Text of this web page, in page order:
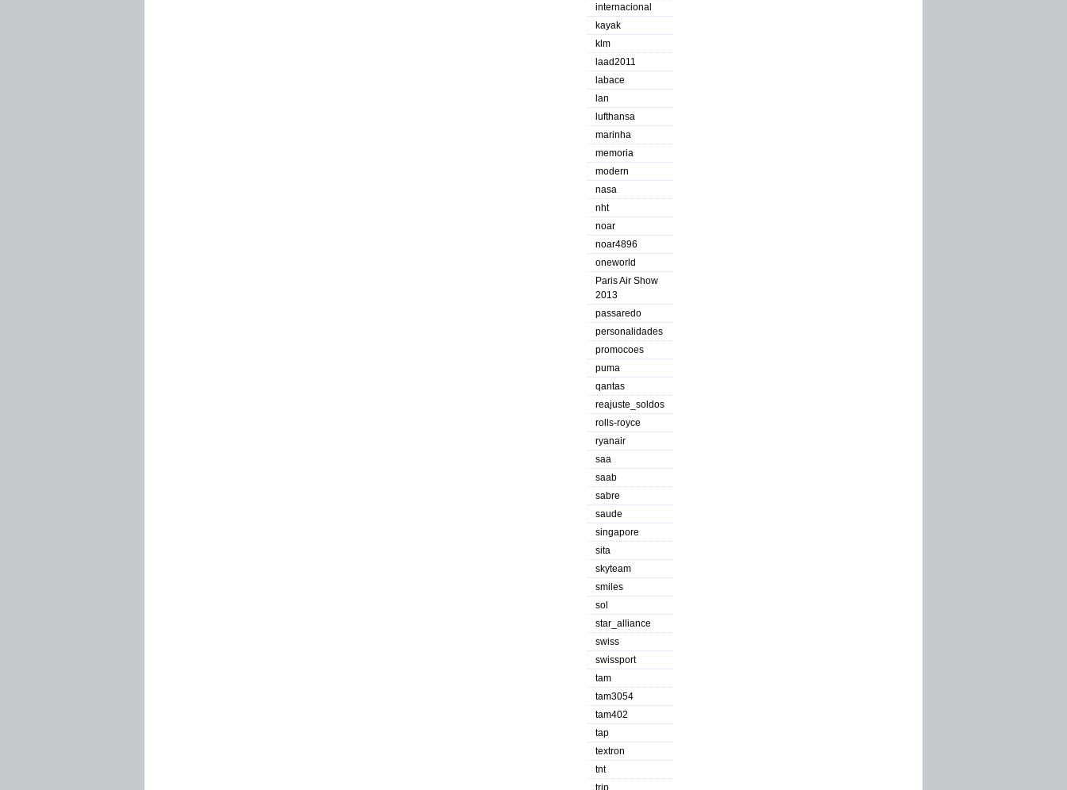
internacional
kayak
klm
laad2011
labace
lan
lufthansa
marinha
memoria
modern
nasa
nht
noar
noar4896
oneworld
Paris Air Show
2013
passaredo
personalidades
promocoes
puma
qantas
reajuste_soldos
rolls-royce
ryanair
saa
saab
sabre
saude
singapore
sita
skyteam
smiles
sol
star_alliance
swiss
swissport
tam
tam3054
tam402
tap
textron
tnt
trip